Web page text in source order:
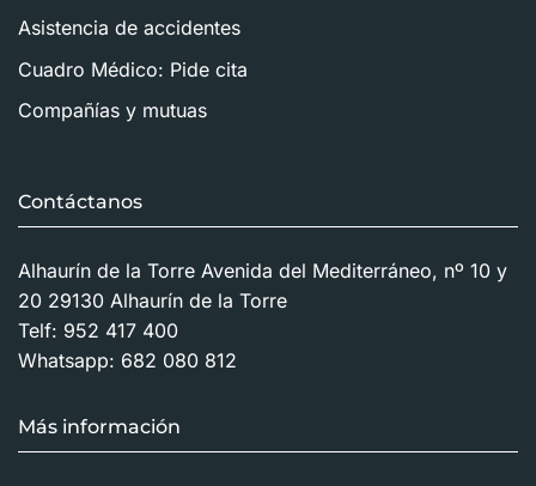
Asistencia de accidentes
Cuadro Médico: Pide cita
Compañías y mutuas
Contáctanos
Alhaurín de la Torre Avenida del Mediterráneo, nº 10 y
20 29130 Alhaurín de la Torre
Telf: 952 417 400
Whatsapp: 682 080 812
Más información